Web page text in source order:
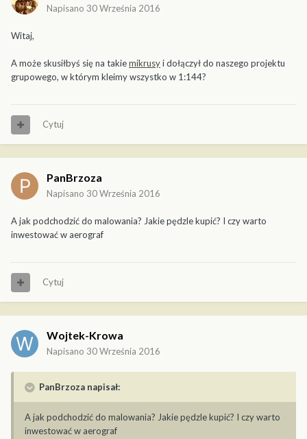
Napisano 30 Września 2016
Witaj,
A może skusiłbyś się na takiemikrusyi dołączył do naszego projektu
grupowego, w którym kleimy wszystko w 1:144?
Cytuj
PanBrzoza
Napisano 30 Września 2016
A jak podchodzić do malowania? Jakie pędzle kupić? I czy warto
inwestować w aerograf
Cytuj
Wojtek-Krowa
Napisano 30 Września 2016
PanBrzoza napisał:
A jak podchodzić do malowania? Jakie pędzle kupić? I czy warto
inwestować w aerograf